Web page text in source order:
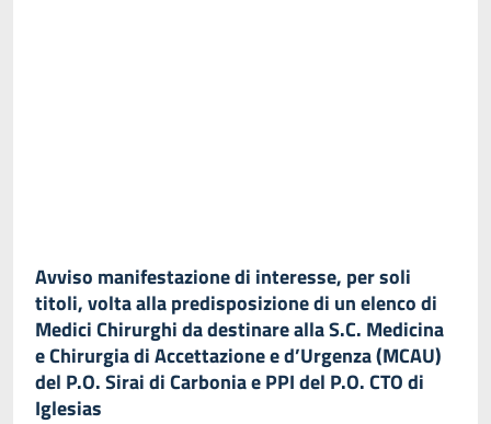
Avviso manifestazione di interesse, per soli
titoli, volta alla predisposizione di un elenco di
Medici Chirurghi da destinare alla S.C. Medicina
e Chirurgia di Accettazione e d’Urgenza (MCAU)
del P.O. Sirai di Carbonia e PPI del P.O. CTO di
Iglesias